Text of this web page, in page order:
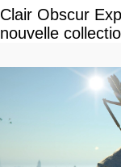
Clair Obscur
nouvelle